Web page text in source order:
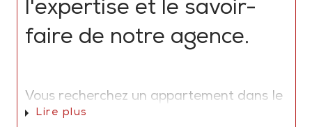
l'expertise et le savoir-
faire de notre agence.
Vous recherchez un appartement dans le
vieil Aix, une bastide aixoise, un mas
Lire plus